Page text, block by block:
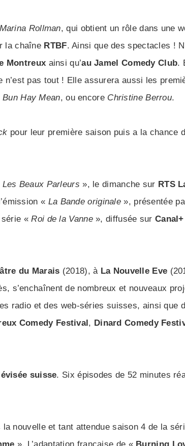
Marina Rollman, qui obtient un rôle dans une
la chaîne RTBF. Ainsi que des spectacles !
Montreux ainsi qu’au Jamel Comedy Club.
n’est pas tout ! Elle assurera aussi les
Bun Hay Mean, ou encore Christine Berrou.
pour leur première saison puis a la chance
Les Beaux Parleurs », le dimanche sur RTS
« La Bande originale », présentée
série «Roi de la Vanne», diffusée sur Canal+
du Marais (2018), à La Nouvelle Eve
s’enchaînent de nombreux et nouveaux
radio et des web-séries suisses, ainsi que
Comedy Festival, Dinard Comedy
suisse. Six épisodes de 52 minutes
nouvelle et tant attendue saison 4 de la